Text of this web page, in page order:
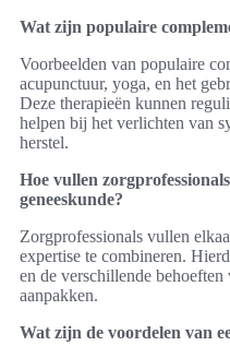
Wat zijn populaire
Voorbeelden van populaire
acupunctuur, yoga, en het
Deze therapieën kunnen
helpen bij het verlichten van
herstel.
Hoe vullen
geneeskunde?
Zorgprofessionals vullen
expertise te combineren.
en de verschillende
aanpakken.
Wat zijn de voordelen van